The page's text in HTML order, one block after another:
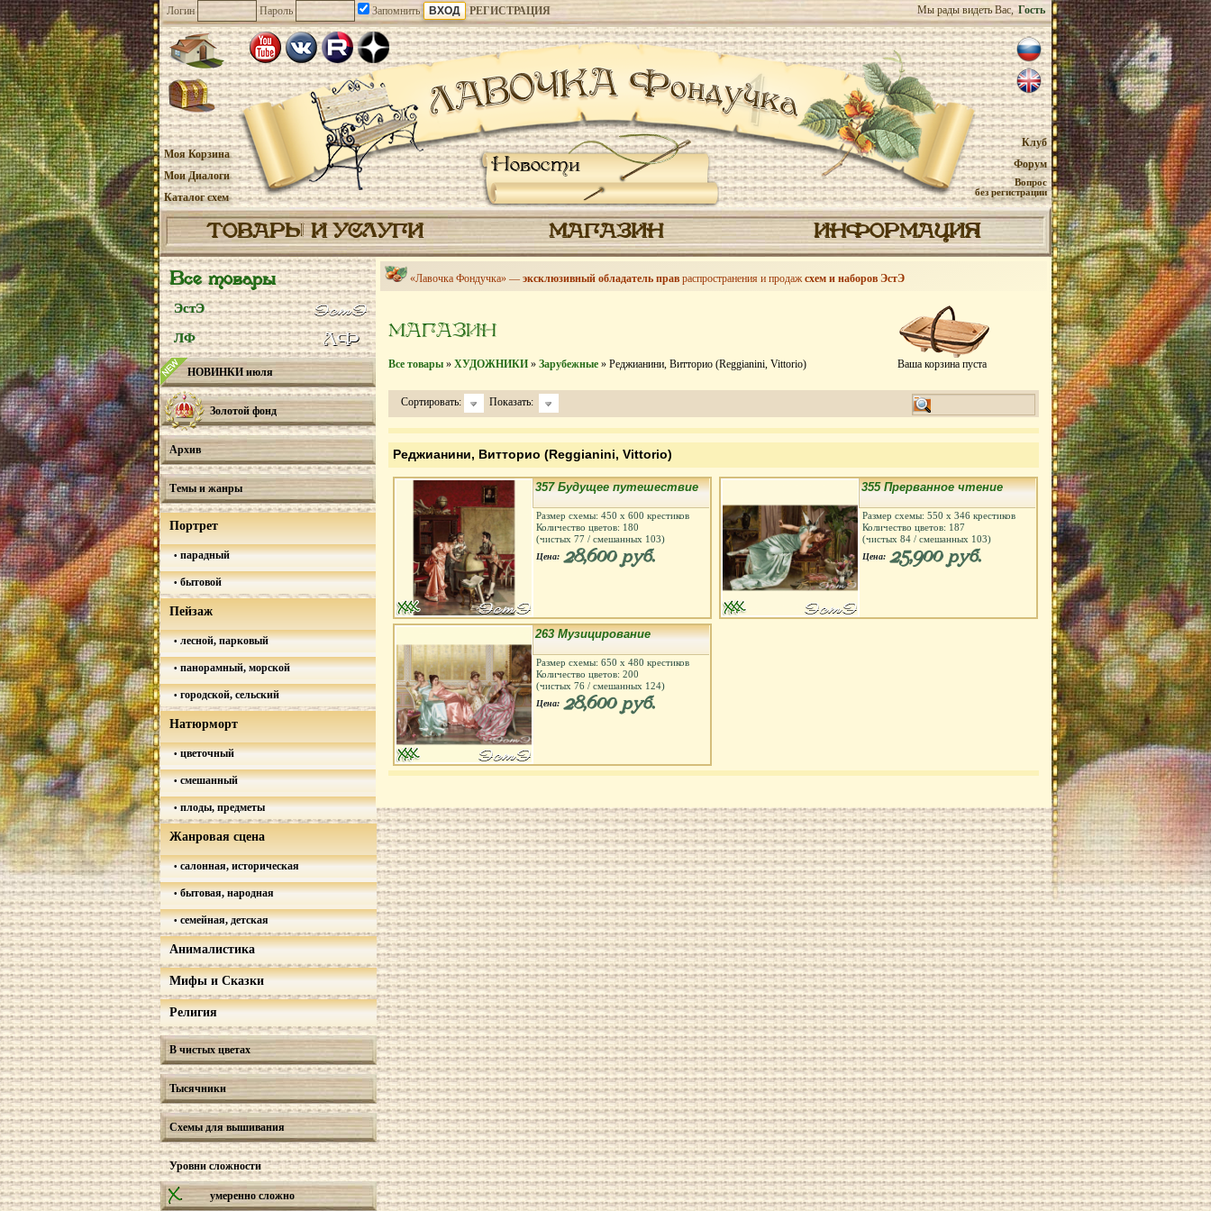
Логин Пароль Запомнить РЕГИСТРАЦИЯ Мы рады видеть Вас, Гость
Новости
Моя Корзина
Мои Диалоги
Каталог схем
Клуб
Форум
Вопрос
без регистрации
ТОВАРЫ И УСЛУГИ МАГАЗИН ИНФОРМАЦИЯ
Все товары
ЭстЭ
ЛФ
НОВИНКИ июля
Золотой фонд
Архив
Темы и жанры
Портрет
парадный
бытовой
Пейзаж
лесной, парковый
панорамный, морской
городской, сельский
Натюрморт
цветочный
смешанный
плоды, предметы
Жанровая сцена
салонная, историческая
бытовая, народная
семейная, детская
Анималистика
Мифы и Сказки
Религия
В чистых цветах
Тысячники
Схемы для вышивания
Уровни сложности
умеренно сложно
«Лавочка Фондучка» — эксклюзивный обладатель прав распространения и продажсхем и наборов ЭстЭ
Ваша корзина пуста
МАГАЗИН
Все товары » ХУДОЖНИКИ » Зарубежные » Реджианини, Витторио (Reggianini, Vittorio)
Сортировать: Показать:
Реджианини, Витторио (Reggianini, Vittorio)
357 Будущее путешествие
Размер схемы: 450 х 600 крестиков
Количество цветов: 180
(чистых 77 / смешанных 103)
Цена: 28,600 руб.
355 Прерванное чтение
Размер схемы: 550 х 346 крестиков
Количество цветов: 187
(чистых 84 / смешанных 103)
Цена: 25,900 руб.
263 Музицирование
Размер схемы: 650 х 480 крестиков
Количество цветов: 200
(чистых 76 / смешанных 124)
Цена: 28,600 руб.